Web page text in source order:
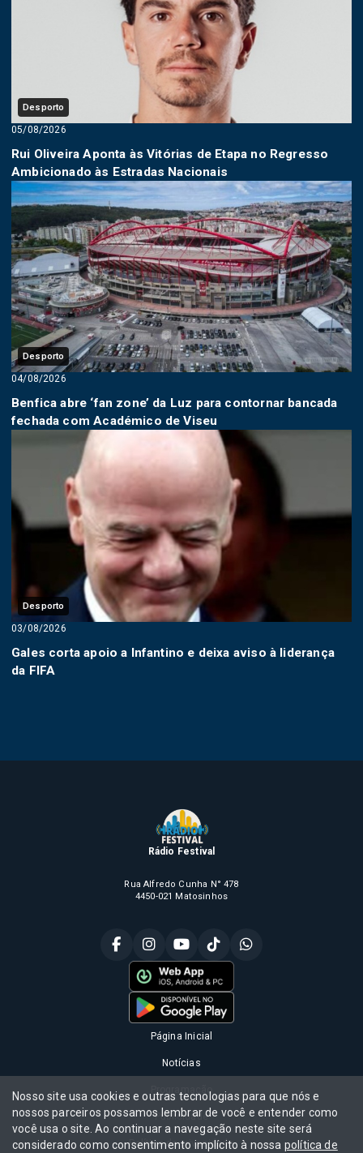
Desporto
05/08/2026
Rui Oliveira Aponta às Vitórias de Etapa no Regresso
Ambicionado às Estradas Nacionais
Desporto
04/08/2026
Benfica abre ‘fan zone’ da Luz para contornar bancada
fechada com Académico de Viseu
Desporto
03/08/2026
Gales corta apoio a Infantino e deixa aviso à liderança
da FIFA
Rádio Festival
Rua Alfredo Cunha N° 478
4450-021 Matosinhos
Página Inicial
Notícias
Programação
Publicidade
Política de privacidade
Nosso site usa cookies e outras tecnologias para que nós e
nossos parceiros possamos lembrar de você e entender como
você usa o site. Ao continuar a navegação neste site será
considerado como consentimento implícito à nossa política de